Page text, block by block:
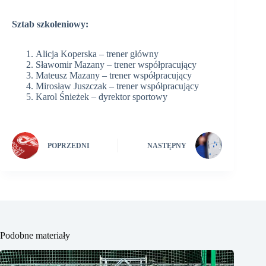
Sztab szkoleniowy:
Alicja Koperska – trener główny
Sławomir Mazany – trener współpracujący
Mateusz Mazany – trener współpracujący
Mirosław Juszczak – trener współpracujący
Karol Śnieżek – dyrektor sportowy
POPRZEDNI NASTĘPNY
Podobne materiały